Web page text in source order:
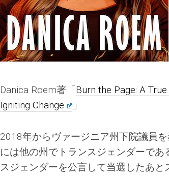
Danica Roem著「Burn the Page: A
Igniting Change
」
2018年からヴァージニア州下院議員
には他の州でトランスジェンダーで
スジェンダーを公言して当選したあ